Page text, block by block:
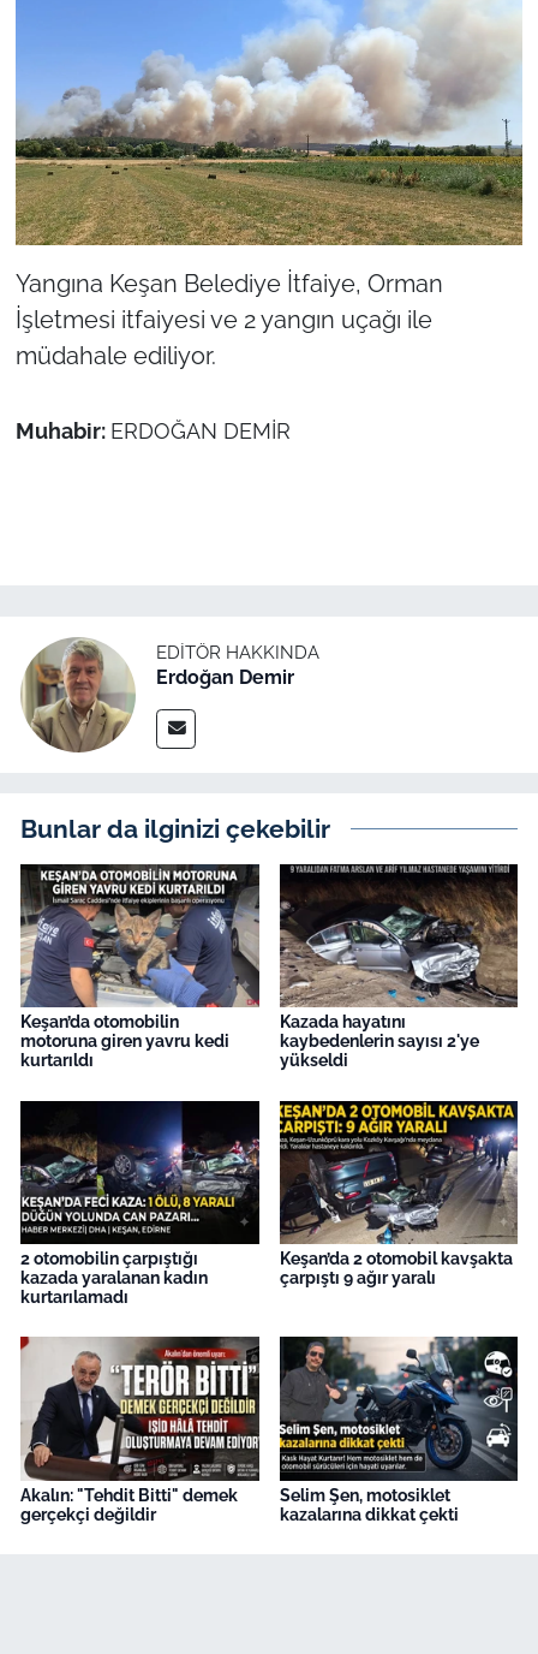
Yangına Keşan Belediye İtfaiye, Orman
İşletmesi itfaiyesi ve 2 yangın uçağı ile
müdahale ediliyor.
Muhabir: ERDOĞAN DEMİR
EDITÖR HAKKINDA
Erdoğan Demir
Bunlar da ilginizi çekebilir
Keşan’da otomobilin
motoruna giren yavru kedi
kurtarıldı
Kazada hayatını
kaybedenlerin sayısı 2'ye
yükseldi
2 otomobilin çarpıştığı
kazada yaralanan kadın
kurtarılamadı
Keşan’da 2 otomobil kavşakta
çarpıştı 9 ağır yaralı
Akalın: "Tehdit Bitti" demek
gerçekçi değildir
Selim Şen, motosiklet
kazalarına dikkat çekti
ÇANAKKALE
TÜRKİYE
Bölge
Genel
Flaş Haber
Bilim Teknoloji
English News
Finans
Genel-A
Gündem-Eğitim